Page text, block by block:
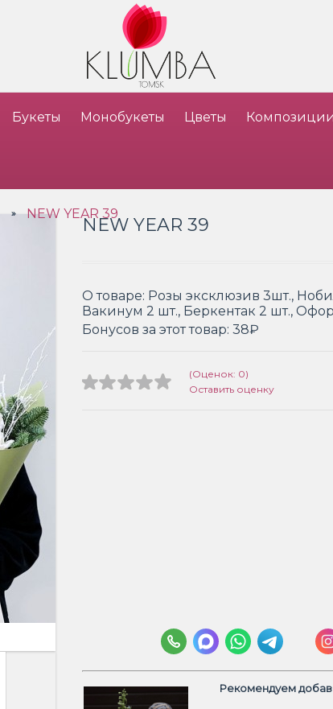
Букеты Монобукеты Цветы
» NEW YEAR 39
NEW YEAR 39
О товаре: Розы эксклюзив 3шт.,
Вакинум 2 шт., Беркентак 2 шт.,
Бонусов за этот товар: 38₽
(Оценок: 0)
Оставить оценку
Рекомендуем